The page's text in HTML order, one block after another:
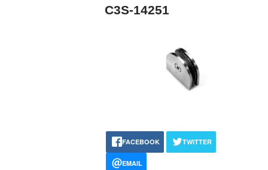
C3S-14251
FACEBOOK TWITTER
EMAIL